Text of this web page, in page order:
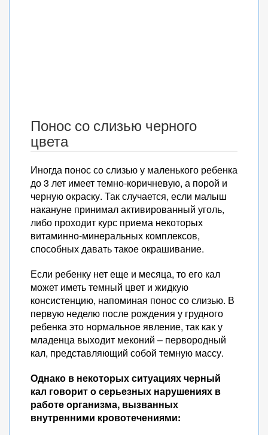
Понос со слизью черного
цвета
Иногда понос со слизью у маленького ребенка
до 3 лет имеет темно-коричневую, а порой и
черную окраску. Так случается, если малыш
накануне принимал активированный уголь,
либо проходит курс приема некоторых
витаминно-минеральных комплексов,
способных давать такое окрашивание.
Если ребенку нет еще и месяца, то его кал
может иметь темный цвет и жидкую
консистенцию, напоминая понос со слизью. В
первую неделю после рождения у грудного
ребенка это нормальное явление, так как у
младенца выходит меконий – первородный
кал, представляющий собой темную массу.
Однако в некоторых ситуациях черный
кал говорит о серьезных нарушениях в
работе организма, вызванных
внутренними кровотечениями: